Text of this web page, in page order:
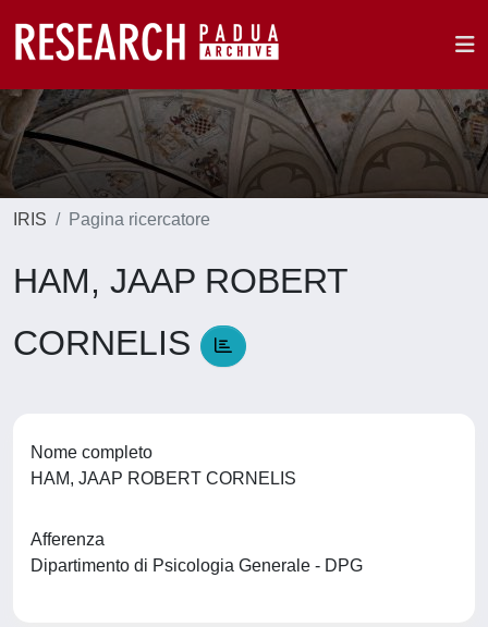
IRIS Pagina ricercatore
HAM, JAAP ROBERT
CORNELIS
Nome completo
HAM, JAAP ROBERT CORNELIS
Afferenza
Dipartimento di Psicologia Generale - DPG